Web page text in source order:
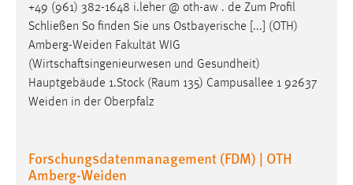
+49 (961) 382-1648 i.leher @ oth-aw . de Zum Profil
Schließen So finden Sie uns Ostbayerische [...] (OTH)
Amberg-Weiden Fakultät WIG
(Wirtschaftsingenieurwesen und Gesundheit)
Hauptgebäude 1.Stock (Raum 135) Campusallee 1 92637
Weiden in der Oberpfalz
Forschungsdatenmanagement (FDM) | OTH
Amberg-Weiden